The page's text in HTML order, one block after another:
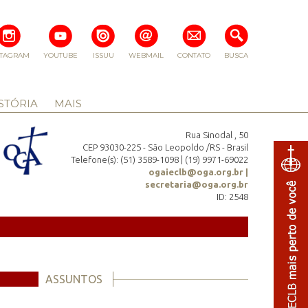
BUSCA
CONTATO
WEBMAIL
ISSUU
YOUTUBE
MAIS
Rua Sinodal , 50
CEP 93030-225 - São Leopoldo /RS - Brasil
Telefone(s): (51) 3589-1098 | (19) 9971-69022
ogaieclb@oga.org.br |
secretaria@oga.org.br
ID: 2548
ASSUNTOS